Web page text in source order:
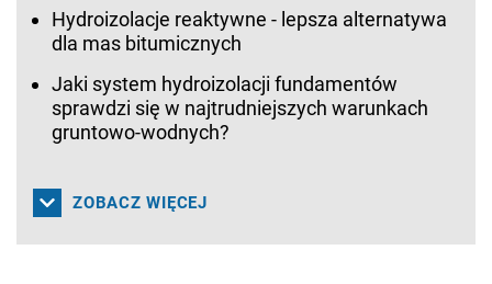
Hydroizolacje reaktywne - lepsza alternatywa
dla mas bitumicznych
Jaki system hydroizolacji fundamentów
sprawdzi się w najtrudniejszych warunkach
gruntowo-wodnych?
ZOBACZ WIĘCEJ